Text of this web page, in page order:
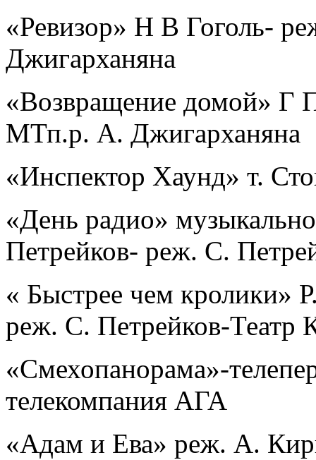
«Ревизор» Н В Гоголь-
Джигарханяна
«Возвращение домой» Г
МТп.р. А. Джигарханяна
«Инспектор Хаунд» т.
«День радио»
Петрейков- реж. С.
« Быстрее чем кролики»
реж. С. Петрейков-Театр
«Смехопанорама»-
телекомпания АГА
«Адам и Ева» реж. А.